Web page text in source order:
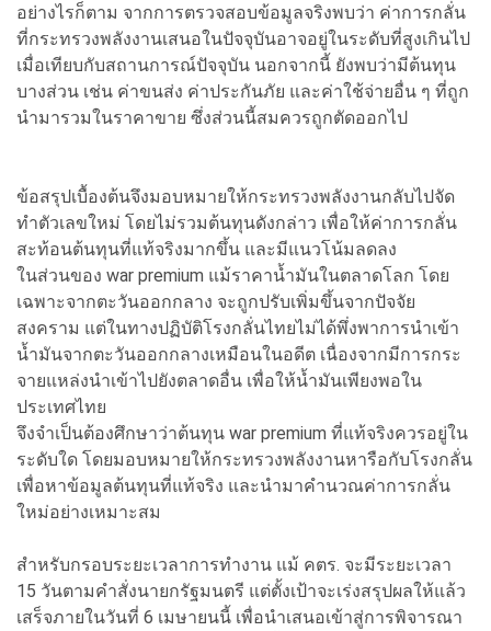
อย่างไรก็ตาม จากการตรวจสอบข้อมูลจริงพบว่า ค่าการกลั่น
ที่กระทรวงพลังงานเสนอในปัจจุบันอาจอยู่ในระดับที่สูงเกินไป
เมื่อเทียบกับสถานการณ์ปัจจุบัน นอกจากนี้ ยังพบว่ามีต้นทุน
บางส่วน เช่น ค่าขนส่ง ค่าประกันภัย และค่าใช้จ่ายอื่น ๆ ที่ถูก
นำมารวมในราคาขาย ซึ่งส่วนนี้สมควรถูกตัดออกไป
ข้อสรุปเบื้องต้นจึงมอบหมายให้กระทรวงพลังงานกลับไปจัด
ทำตัวเลขใหม่ โดยไม่รวมต้นทุนดังกล่าว เพื่อให้ค่าการกลั่น
สะท้อนต้นทุนที่แท้จริงมากขึ้น และมีแนวโน้มลดลง
ในส่วนของ war premium แม้ราคาน้ำมันในตลาดโลก โดย
เฉพาะจากตะวันออกกลาง จะถูกปรับเพิ่มขึ้นจากปัจจัย
สงคราม แต่ในทางปฏิบัติโรงกลั่นไทยไม่ได้พึ่งพาการนำเข้า
น้ำมันจากตะวันออกกลางเหมือนในอดีต เนื่องจากมีการกระ
จายแหล่งนำเข้าไปยังตลาดอื่น เพื่อให้น้ำมันเพียงพอใน
ประเทศไทย
จึงจำเป็นต้องศึกษาว่าต้นทุน war premium ที่แท้จริงควรอยู่ใน
ระดับใด โดยมอบหมายให้กระทรวงพลังงานหารือกับโรงกลั่น
เพื่อหาข้อมูลต้นทุนที่แท้จริง และนำมาคำนวณค่าการกลั่น
ใหม่อย่างเหมาะสม
สำหรับกรอบระยะเวลาการทำงาน แม้ คตร. จะมีระยะเวลา
15 วันตามคำสั่งนายกรัฐมนตรี แต่ตั้งเป้าจะเร่งสรุปผลให้แล้ว
เสร็จภายในวันที่ 6 เมษายนนี้ เพื่อนำเสนอเข้าสู่การพิจารณา